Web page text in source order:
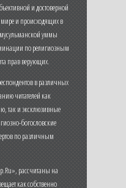
и достоверной
и происходящих в
уммы
по религиозным
прав верующих.
в различных
читателей как
так и эксклюзивные
богословские
по различным
рассчитаны на
как собственно